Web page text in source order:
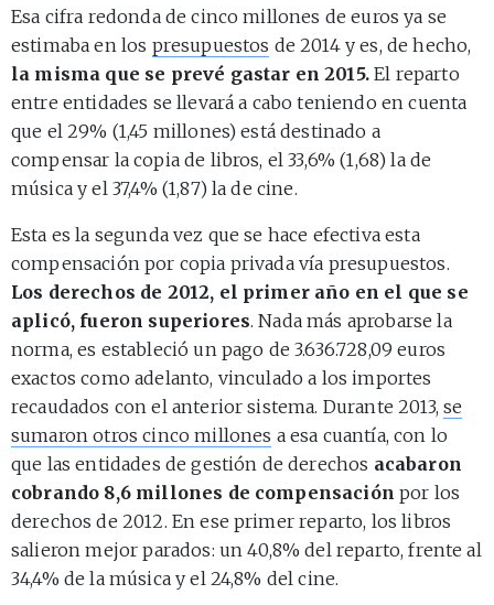
Esa cifra redonda de cinco millones de euros ya se
estimaba en los presupuestos de 2014 y es, de hecho,
la misma que se prevé gastar en 2015.El reparto
entre entidades se llevará a cabo teniendo en cuenta
que el 29% (1,45 millones) está destinado a
compensar la copia de libros, el 33,6% (1,68) la de
música y el 37,4% (1,87) la de cine.
Esta es la segunda vez que se hace efectiva esta
compensación por copia privada vía presupuestos.
Los derechos de 2012, el primer año en el que se
aplicó, fueron superiores. Nada más aprobarse la
norma, es estableció un pago de 3.636.728,09 euros
exactos como adelanto, vinculado a los importes
recaudados con el anterior sistema. Durante 2013,se
sumaron otros cinco millones a esa cuantía, con lo
que las entidades de gestión de derechos acabaron
cobrando 8,6 millones de compensación por los
derechos de 2012. En ese primer reparto, los libros
salieron mejor parados: un 40,8% del reparto, frente al
34,4% de la música y el 24,8% del cine.